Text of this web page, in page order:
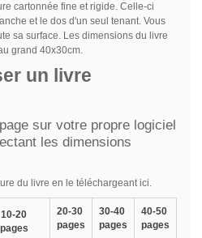
cartonnée fine et rigide. Celle-ci
et le dos d'un seul tenant. Vous
sa surface. Les dimensions du livre
grand 40x30cm.
un livre
sur votre propre logiciel
les dimensions
du livre en le téléchargeant ici.
10-20
pages
20-30
pages
30-40
pages
40-50
pages